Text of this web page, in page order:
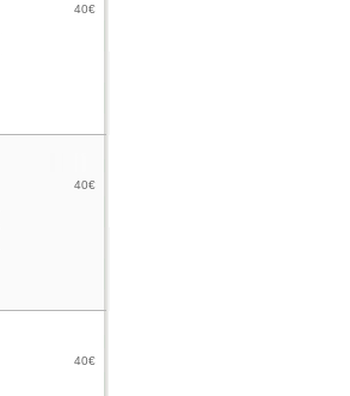
40€
40€
40€